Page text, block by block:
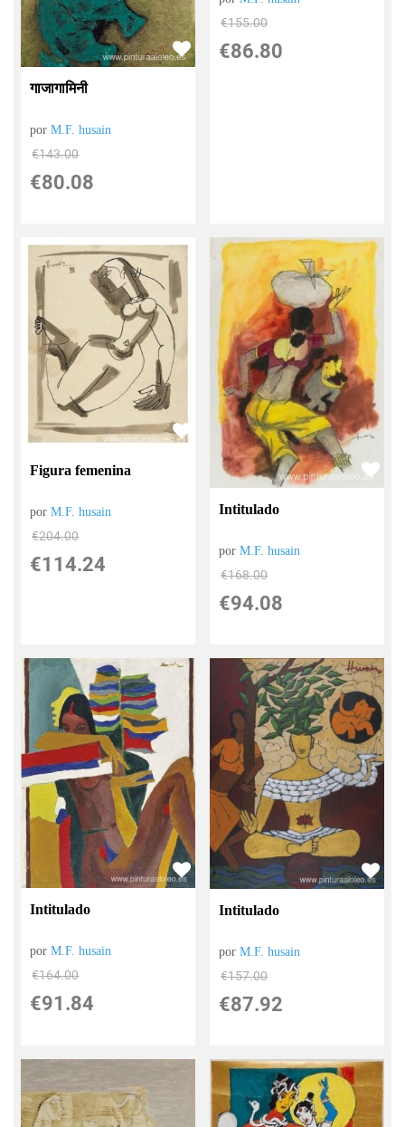
गाजागामिनी
porM.F. husain
€143.00
€80.08
€155.00
€86.80
Figura femenina
porM.F. husain
€204.00
€114.24
Intitulado
porM.F. husain
€168.00
€94.08
Intitulado
porM.F. husain
€164.00
€91.84
Intitulado
porM.F. husain
€157.00
€87.92